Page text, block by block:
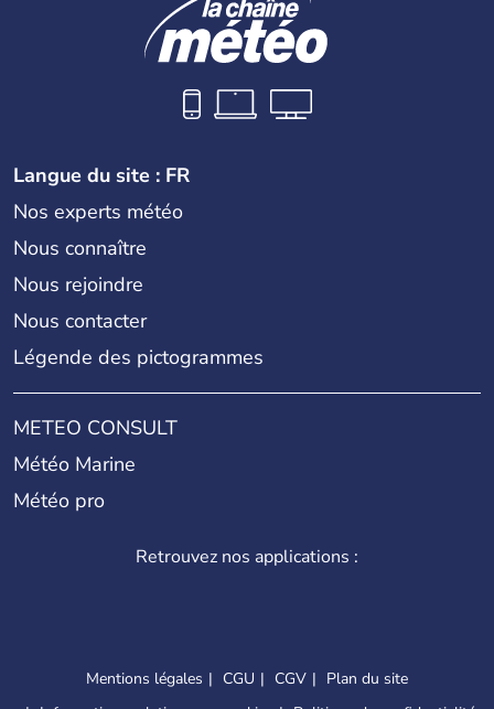
Langue du site : FR
Nos experts météo
Nous connaître
Nous rejoindre
Nous contacter
Légende des pictogrammes
METEO CONSULT
Météo Marine
Météo pro
Retrouvez nos applications :
Mentions légales CGU CGV
Plan du site